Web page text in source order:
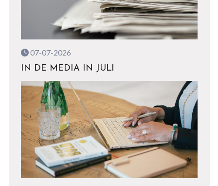
07-07-2026
IN DE MEDIA IN JULI